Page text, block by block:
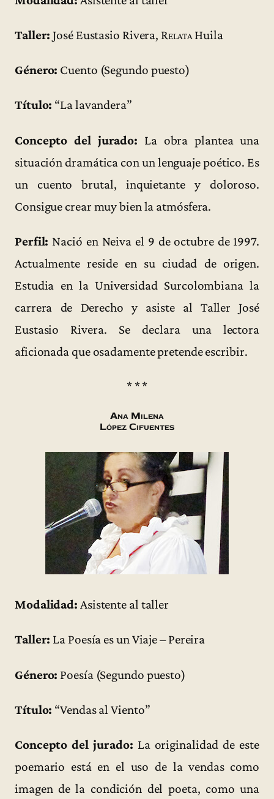
Taller: José Eustasio Rivera, RelataHuila
Género: Cuento (Segundo puesto)
Título: “La lavandera”
Concepto del jurado: La obra plantea una
situación dramática con un lenguaje poético. Es
un cuento brutal, inquietante y doloroso.
Consigue crear muy bien la atmósfera.
Perfil: Nació en Neiva el 9 de octubre de 1997.
Actualmente reside en su ciudad de origen.
Estudia en la Universidad Surcolombiana la
carrera de Derecho y asiste al Taller José
Eustasio Rivera. Se declara una lectora
aficionada que osadamente pretende escribir.
* * *
Ana Milena
López Cifuentes
Modalidad: Asistente al taller
Taller: La Poesía es un Viaje – Pereira
Género: Poesía (Segundo puesto)
Título: “Vendas al Viento”
Concepto del jurado: La originalidad de este
poemario está en el uso de la vendas como
imagen de la condición del poeta, como una